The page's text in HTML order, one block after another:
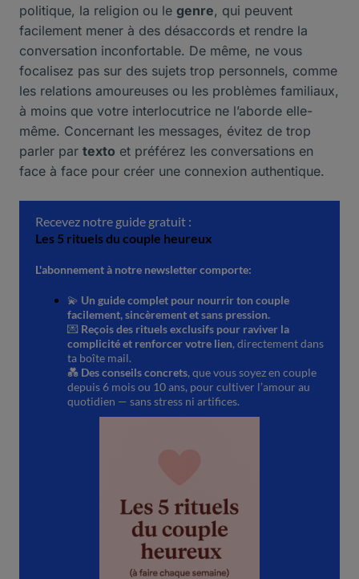
politique, la religion ou le genre, qui peuvent
facilement mener à des désaccords et rendre la
conversation inconfortable. De même, ne vous
focalisez pas sur des sujets trop personnels, comme
les relations amoureuses ou les problèmes familiaux,
à moins que votre interlocutrice ne l’aborde elle-
même. Concernant les messages, évitez de trop
parler par texto et préférez les conversations en
face à face pour créer une connexion authentique.